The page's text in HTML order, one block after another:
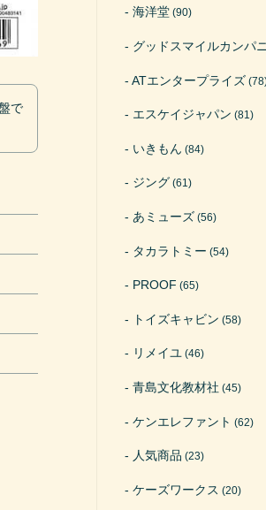
で
海洋堂 (90)
グッドスマイルカンパ
ATエンタープライズ
エスケイジャパン (81)
いきもん (84)
ジング (61)
あミューズ (56)
タカラトミー (54)
PROOF (65)
トイズキャビン (58)
リメイユ (46)
青島文化教材社 (45)
ケンエレファント (62)
人気商品 (23)
ケーズワークス (20)